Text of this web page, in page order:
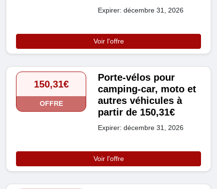
Expirer: décembre 31, 2026
Voir l'offre
150,31€
OFFRE
Porte-vélos pour
camping-car, moto et
autres véhicules à
partir de 150,31€
Expirer: décembre 31, 2026
Voir l'offre